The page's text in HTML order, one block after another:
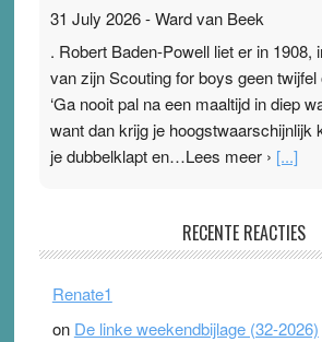
31 July 2026-Ward van Beek
. Robert Baden-Powell liet er in 1908,
van zijn Scouting for boys geen twijfel
‘Ga nooit pal na een maaltijd in diep
want dan krijg je hoogstwaarschijnlijk
je dubbelklapt en…Lees meer › [...]
Ward van Beek
topsporters. Ze hopen ermee hun
terwijl ze meer zuurstof opnemen.
RECENTE REACTIES
Renate1
on De linke weekendbijlage (32-2026)